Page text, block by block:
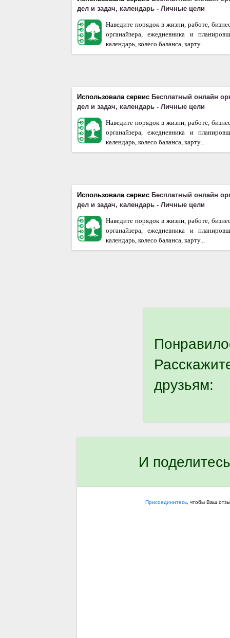
дел и задач, календарь - Личные цели
Наведите порядок в жизни, работе,
органайзера, ежедневника и
календарь, колесо баланса, карту...
Использовала сервис Бесплатный онлайн
дел и задач, календарь - Личные цели
Наведите порядок в жизни, работе,
органайзера, ежедневника и
календарь, колесо баланса, карту...
Использовала сервис Бесплатный онлайн
дел и задач, календарь - Личные цели
Наведите порядок в жизни, работе,
органайзера, ежедневника и
календарь, колесо баланса, карту...
друзьям:
И
Присоединитесь , чтобы Ваш